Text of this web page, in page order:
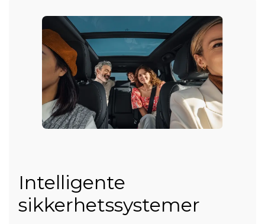
Intelligente
sikkerhetssystemer